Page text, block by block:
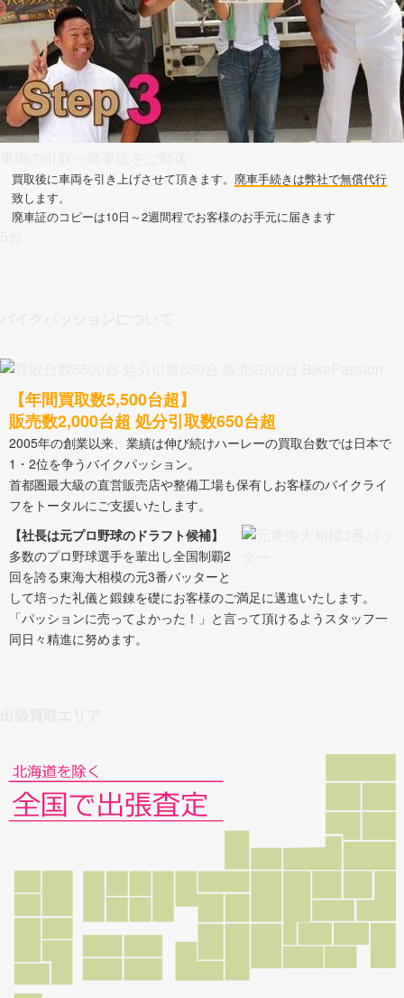
買取後に車両を引き上げさせて頂きます。 廃車手続きは弊社で無償代行
致します。
廃車証のコピーは10日～2週間程でお客様のお手元に届きます
【年間買取数5,500台超】
販売数2,000台超 処分引取数650台超
2005年の創業以来、業績は伸び続けハーレーの買取台数では日本で
1・2位を争うバイクパッション。
首都圏最大級の直営販売店や整備工場も保有しお客様のバイクライ
フをトータルにご支援いたします。
【社長は元プロ野球のドラフト候補】
多数のプロ野球選手を輩出し全国制覇2
回を誇る東海大相模の元3番バッターと
して培った礼儀と鍛錬を礎にお客様のご満足に邁進いたします。
「パッションに売ってよかった！」と言って頂けるようスタッフ一
同日々精進に努めます。